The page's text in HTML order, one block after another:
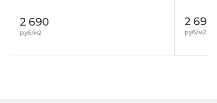
2 690
руб/м2
2 690
руб/м2